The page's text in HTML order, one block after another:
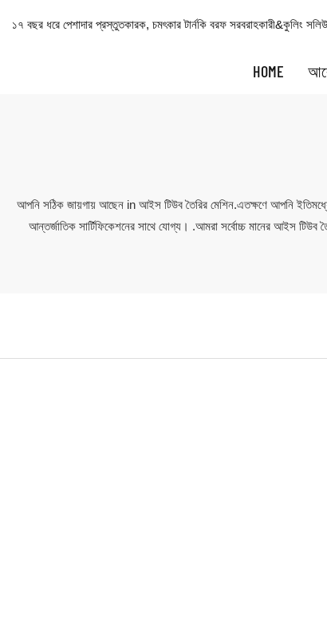
১৭ বছর ধরে পেশাদার প্রস্তুতকারক, চমৎকার টার্নকি বরফ সরবরাহকারী&কুলিং
HOME
আপনি সঠিক জায়গায় আছেন in আইস টিউব তৈরির মেশিন.এতক্ষণে আপনি
আন্তর্জাতিক সার্টিফিকেশনের সাথে যোগ্য। .আমরা সর্বোচ্চ মানের আইস টিউব